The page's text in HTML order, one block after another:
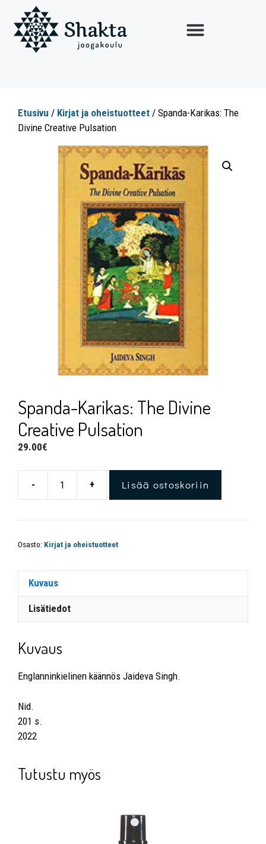
Etusivu / Kirjat ja oheistuotteet / Spanda-Karikas: The
Divine Creative Pulsation
Spanda-Karikas: The Divine
Creative Pulsation
29.00€
- + Lisää ostoskoriin
Osasto: Kirjat ja oheistuotteet
Kuvaus
Lisätiedot
Kuvaus
Englanninkielinen käännös Jaideva Singh.
Nid.
201 s.
2022
Tutustu myös